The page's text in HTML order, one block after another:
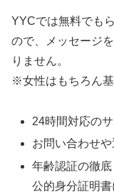
YYCでは無料でも
ので、メッセージ
りません。
※女性はもちろん
24時間対応の
お問い合わせ
年齢認証の徹
公的身分証明書